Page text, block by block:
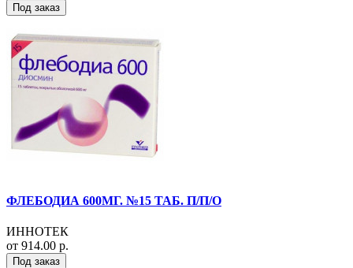
Под заказ
ФЛЕБОДИА 600МГ. №15 ТАБ. П/П/О
ИННОТЕК
от 914.00 р.
Под заказ